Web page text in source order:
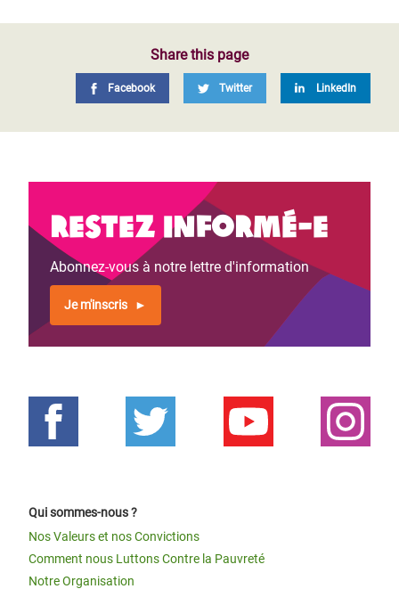
Share this page
Facebook Twitter LinkedIn
Restez informé-e
Abonnez-vous à notre lettre d'information
Je m'inscris
Qui sommes-nous ?
Nos Valeurs et nos Convictions
Comment nous Luttons Contre la Pauvreté
Notre Organisation